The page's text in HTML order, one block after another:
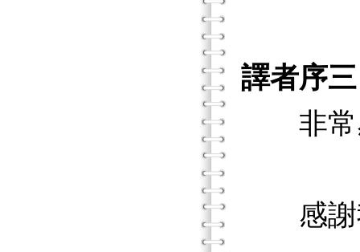
譯者序三
非常
感謝我